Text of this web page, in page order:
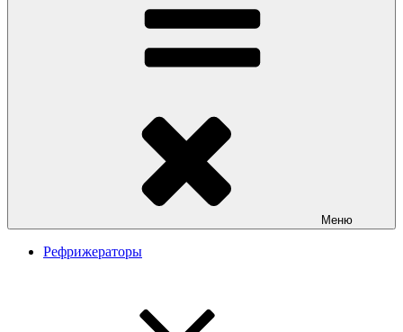
Меню
Рефрижераторы